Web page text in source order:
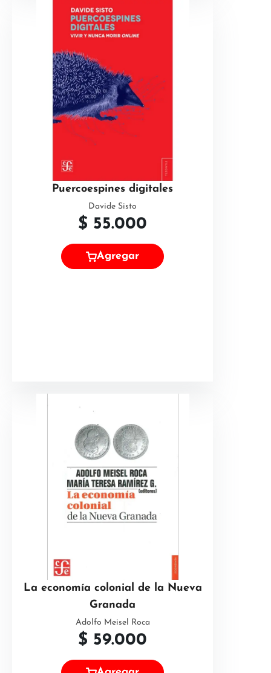
Puercoespines digitales
Davide Sisto
$ 55.000
Agregar
La economía colonial de la Nueva
Granada
Adolfo Meisel Roca
$ 59.000